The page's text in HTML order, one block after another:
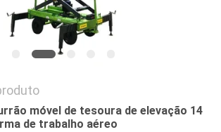
móvel de tesoura de elevação 14
de trabalho aéreo